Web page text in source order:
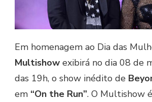
Em homenagem ao Dia das
Multishow exibirá no dia 08 de
das 19h, o show inédito de
em “On the Run”. O Multishow